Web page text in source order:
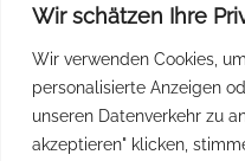
Wir schätzen Ihre
Wir verwenden Cookies,
personalisierte Anzeigen
unseren Datenverkehr zu
akzeptieren" klicken,
Geschlechter.